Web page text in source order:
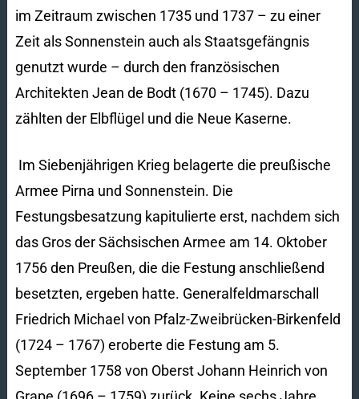
im Zeitraum zwischen 1735 und 1737 – zu einer
Zeit als Sonnenstein auch als Staatsgefängnis
genutzt wurde – durch den französischen
Architekten Jean de Bodt (1670 – 1745). Dazu
zählten der Elbflügel und die Neue Kaserne.
Im Siebenjährigen Krieg belagerte die preußische
Armee Pirna und Sonnenstein. Die
Festungsbesatzung kapitulierte erst, nachdem sich
das Gros der Sächsischen Armee am 14. Oktober
1756 den Preußen, die die Festung anschließend
besetzten, ergeben hatte. Generalfeldmarschall
Friedrich Michael von Pfalz-Zweibrücken-Birkenfeld
(1724 – 1767) eroberte die Festung am 5.
September 1758 von Oberst Johann Heinrich von